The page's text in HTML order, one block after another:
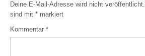
Deine E-Mail-Adresse wird nicht veröffentlicht.
sind mit * markiert
Kommentar *